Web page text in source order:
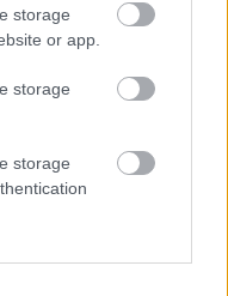
storage
or app.
storage
storage
ezer tonna
a Duna